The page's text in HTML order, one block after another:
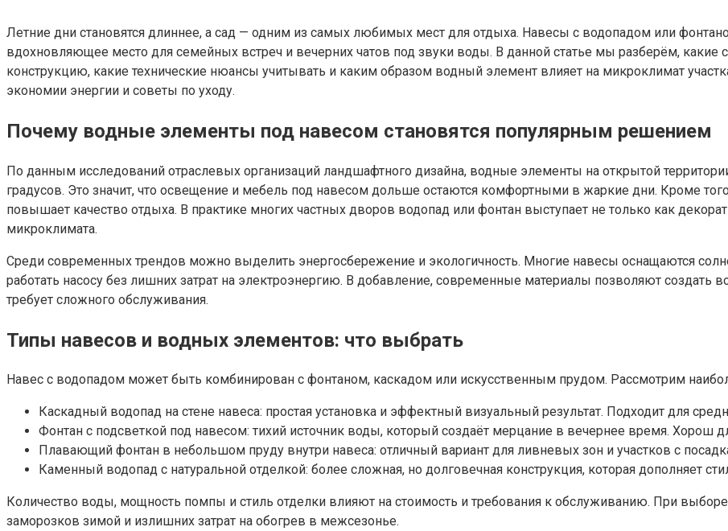
Летние дни становятся длиннее, а сад — одним из самых любимых мест для отдыха. Навесы с водопадом или
вдохновляющее место для семейных встреч и вечерних чатов под звуки воды. В данной статье мы разберём, какие
конструкцию, какие технические нюансы учитывать и каким образом водный элемент влияет на микроклимат
экономии энергии и советы по уходу.
Почему водные элементы под навесом становятся популярным решением
По данным исследований отраслевых организаций ландшафтного дизайна, водные элементы на открытой
градусов. Это значит, что освещение и мебель под навесом дольше остаются комфортными в жаркие дни. Кроме
повышает качество отдыха. В практике многих частных дворов водопад или фонтан выступает не только как
микроклимата.
Среди современных трендов можно выделить энергосбережение и экологичность. Многие навесы оснащаются
работать насосу без лишних затрат на электроэнергию. В добавление, современные материалы позволяют создать
требует сложного обслуживания.
Типы навесов и водных элементов: что выбрать
Навес с водопадом может быть комбинирован с фонтаном, каскадом или искусственным прудом. Рассмотрим
Каскадный водопад на стене навеса: простая установка и эффектный визуальный результат. Подходит для
Фонтан с подсветкой под навесом: тихий источник воды, который создаёт мерцание в вечернее время. Хорош
Плавающий фонтан в небольшом пруду внутри навеса: отличный вариант для ливневых зон и участков с
Каменный водопад с натуральной отделкой: более сложная, но долговечная конструкция, которая дополняет
Количество воды, мощность помпы и стиль отделки влияют на стоимость и требования к обслуживанию. При
заморозков зимой и излишних затрат на обогрев в межсезонье.